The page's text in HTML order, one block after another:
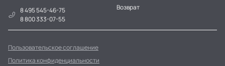
8 495 545-46-75
8 800 333-07-55
Возврат
Пользовательское соглашение
Политика конфиденциальности